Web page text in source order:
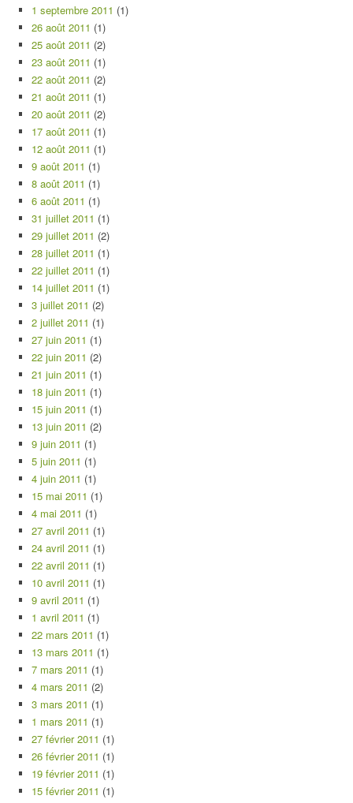
1 septembre 2011 (1)
26 août 2011 (1)
25 août 2011 (2)
23 août 2011 (1)
22 août 2011 (2)
21 août 2011 (1)
20 août 2011 (2)
17 août 2011 (1)
12 août 2011 (1)
9 août 2011 (1)
8 août 2011 (1)
6 août 2011 (1)
31 juillet 2011 (1)
29 juillet 2011 (2)
28 juillet 2011 (1)
22 juillet 2011 (1)
14 juillet 2011 (1)
3 juillet 2011 (2)
2 juillet 2011 (1)
27 juin 2011 (1)
22 juin 2011 (2)
21 juin 2011 (1)
18 juin 2011 (1)
15 juin 2011 (1)
13 juin 2011 (2)
9 juin 2011 (1)
5 juin 2011 (1)
4 juin 2011 (1)
15 mai 2011 (1)
4 mai 2011 (1)
27 avril 2011 (1)
24 avril 2011 (1)
22 avril 2011 (1)
10 avril 2011 (1)
9 avril 2011 (1)
1 avril 2011 (1)
22 mars 2011 (1)
13 mars 2011 (1)
7 mars 2011 (1)
4 mars 2011 (2)
3 mars 2011 (1)
1 mars 2011 (1)
27 février 2011 (1)
26 février 2011 (1)
19 février 2011 (1)
15 février 2011 (1)